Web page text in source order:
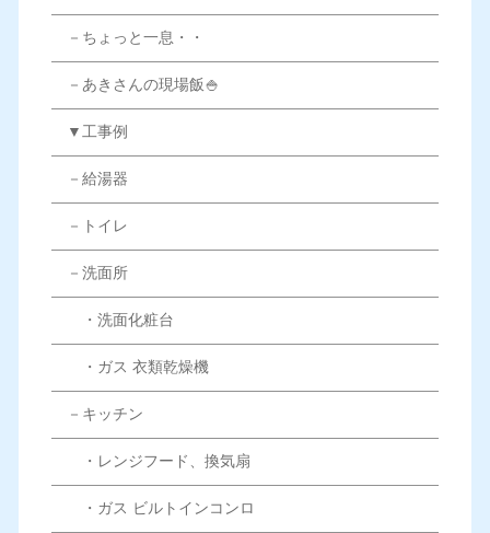
－ちょっと一息・・
－あきさんの現場飯🍚
▼工事例
－給湯器
－トイレ
－洗面所
・洗面化粧台
・ガス 衣類乾燥機
－キッチン
・レンジフード、換気扇
・ガス ビルトインコンロ